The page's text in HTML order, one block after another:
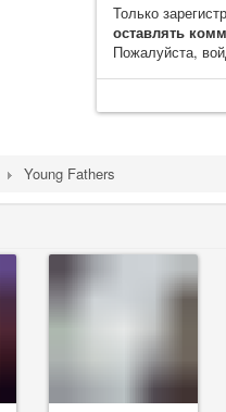
Только
оставлять
Пожалуйста,
Young Fathers